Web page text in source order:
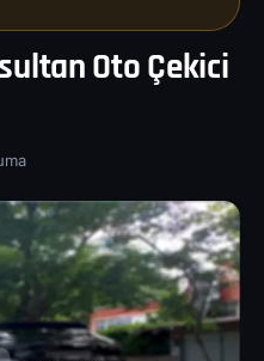
Oto Çekici